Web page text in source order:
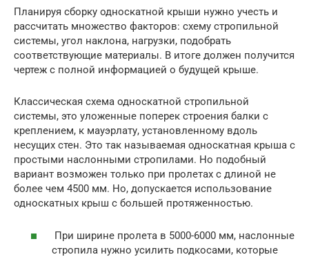
Планируя сборку односкатной крыши нужно учесть и
рассчитать множество факторов: схему стропильной
системы, угол наклона, нагрузки, подобрать
соответствующие материалы. В итоге должен получится
чертеж с полной информацией о будущей крыше.
Классическая схема односкатной стропильной
системы, это уложенные поперек строения балки с
креплением, к мауэрлату, установленному вдоль
несущих стен. Это так называемая односкатная крыша с
простыми наслонными стропилами. Но подобный
вариант возможен только при пролетах с длиной не
более чем 4500 мм. Но, допускается использование
односкатных крыш с большей протяженностью.
При ширине пролета в 5000-6000 мм, наслонные
стропила нужно усилить подкосами, которые